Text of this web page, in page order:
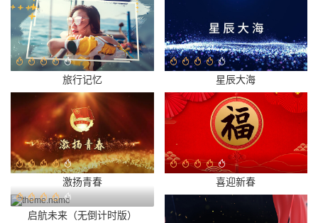
旅行记忆 星辰大海
激扬青春 喜迎新春
启航未来（无倒计时版）